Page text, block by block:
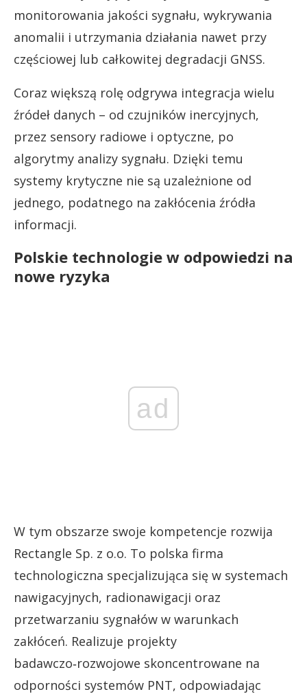
monitorowania jakości sygnału, wykrywania
anomalii i utrzymania działania nawet przy
częściowej lub całkowitej degradacji GNSS.
Coraz większą rolę odgrywa integracja wielu
źródeł danych – od czujników inercyjnych,
przez sensory radiowe i optyczne, po
algorytmy analizy sygnału. Dzięki temu
systemy krytyczne nie są uzależnione od
jednego, podatnego na zakłócenia źródła
informacji.
Polskie technologie w odpowiedzi na
nowe ryzyka
ad
W tym obszarze swoje kompetencje rozwija
Rectangle Sp. z o.o. To polska firma
technologiczna specjalizująca się w systemach
nawigacyjnych, radionawigacji oraz
przetwarzaniu sygnałów w warunkach
zakłóceń. Realizuje projekty
badawczo‑rozwojowe skoncentrowane na
odporności systemów PNT, odpowiadając